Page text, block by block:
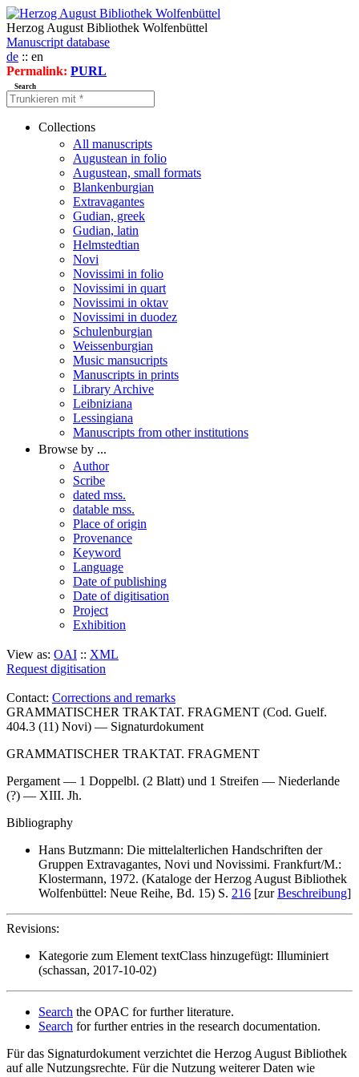
Herzog August Bibliothek Wolfenbüttel
Manuscript database
de :: en
Permalink: PURL
Search
Collections
All manuscripts
Augustean in folio
Augustean, small formats
Blankenburgian
Extravagantes
Gudian, greek
Gudian, latin
Helmstedtian
Novi
Novissimi in folio
Novissimi in quart
Novissimi in oktav
Novissimi in duodez
Schulenburgian
Weissenburgian
Music mansucripts
Manuscripts in prints
Library Archive
Leibniziana
Lessingiana
Manuscripts from other institutions
Browse by ...
Author
Scribe
dated mss.
datable mss.
Place of origin
Provenance
Keyword
Language
Date of publishing
Date of digitisation
Project
Exhibition
View as: OAI :: XML
Request digitisation
Contact: Corrections and remarks
GRAMMATISCHER TRAKTAT. FRAGMENT (Cod. Guelf.
404.3 (11) Novi) — Signaturdokument
GRAMMATISCHER TRAKTAT. FRAGMENT
Pergament — 1 Doppelbl. (2 Blatt) und 1 Streifen — Niederlande
(?) — XIII. Jh.
Bibliography
Hans Butzmann: Die mittelalterlichen Handschriften der
Gruppen Extravagantes, Novi und Novissimi. Frankfurt/M.:
Klostermann, 1972. (Kataloge der Herzog August Bibliothek
Wolfenbüttel: Neue Reihe, Bd. 15) S. 216 [zurBeschreibung]
Revisions:
Kategorie zum Element textClass hinzugefügt: Illuminiert
(schassan, 2017-10-02)
Search the OPAC for further literature.
Search for further entries in the research documentation.
Für das Signaturdokument verzichtet die Herzog August Bibliothek
auf alle Nutzungsrechte. Für die Nutzung weiterer Daten wie